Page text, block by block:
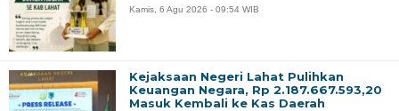
Kamis, 6 Agu 2026 - 09:54 WIB
Kejaksaan Negeri Lahat Pulihkan
Keuangan Negara, Rp 2.187.667.593,20
Masuk Kembali ke Kas Daerah